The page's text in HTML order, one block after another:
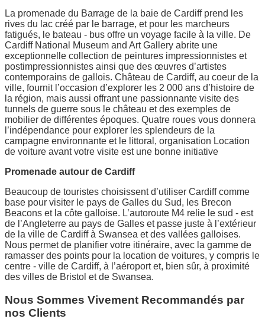
La promenade du Barrage de la baie de Cardiff prend les
rives du lac créé par le barrage, et pour les marcheurs
fatigués, le bateau - bus offre un voyage facile à la ville. De
Cardiff National Museum and Art Gallery abrite une
exceptionnelle collection de peintures impressionnistes et
postimpressionnistes ainsi que des œuvres d’artistes
contemporains de gallois. Château de Cardiff, au coeur de la
ville, fournit l’occasion d’explorer les 2 000 ans d’histoire de
la région, mais aussi offrant une passionnante visite des
tunnels de guerre sous le château et des exemples de
mobilier de différentes époques. Quatre roues vous donnera
l’indépendance pour explorer les splendeurs de la
campagne environnante et le littoral, organisation Location
de voiture avant votre visite est une bonne initiative
Promenade autour de Cardiff
Beaucoup de touristes choisissent d’utiliser Cardiff comme
base pour visiter le pays de Galles du Sud, les Brecon
Beacons et la côte galloise. L’autoroute M4 relie le sud - est
de l’Angleterre au pays de Galles et passe juste à l’extérieur
de la ville de Cardiff à Swansea et des vallées galloises.
Nous permet de planifier votre itinéraire, avec la gamme de
ramasser des points pour la location de voitures, y compris le
centre - ville de Cardiff, à l’aéroport et, bien sûr, à proximité
des villes de Bristol et de Swansea.
Nous Sommes Vivement Recommandés par
nos Clients